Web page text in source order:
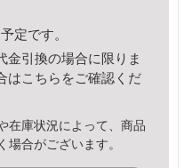
定です。
金引換の場合に限りま
はこちら をご確認くだ
在庫状況によって、商品
場合がございます。